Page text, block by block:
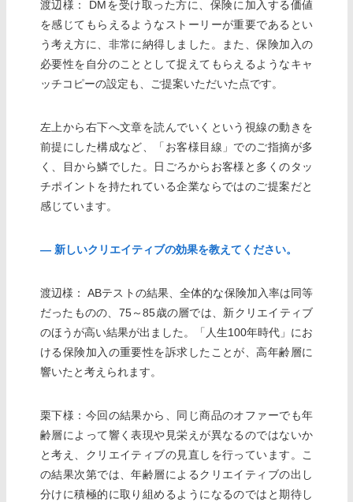
渡辺様： DMを受け取った方に、保険に加入する価値
を感じてもらえるようなストーリーが重要であるとい
う考え方に、非常に納得しました。また、保険加入の
必要性を自分のこととして捉えてもらえるようなキャ
ッチコピーの設定も、ご提案いただいた点です。
左上から右下へ文章を読んでいくという視線の動きを
前提にした構成など、「お客様目線」でのご指摘が多
く、目から鱗でした。日ごろからお客様と多くのタッ
チポイントを持たれている企業ならではのご提案だと
感じています。
― 新しいクリエイティブの効果を教えてください。
渡辺様： ABテストの結果、全体的な保険加入率は同等
だったものの、75～85歳の層では、新クリエイティブ
のほうが高い結果が出ました。「人生100年時代」にお
ける保険加入の重要性を訴求したことが、高年齢層に
響いたと考えられます。
栗下様：今回の結果から、同じ商品のオファーでも年
齢層によって響く表現や見栄えが異なるのではないか
と考え、クリエイティブの見直しを行っています。こ
の結果次第では、年齢層によるクリエイティブの出し
分けに積極的に取り組めるようになるのではと期待し